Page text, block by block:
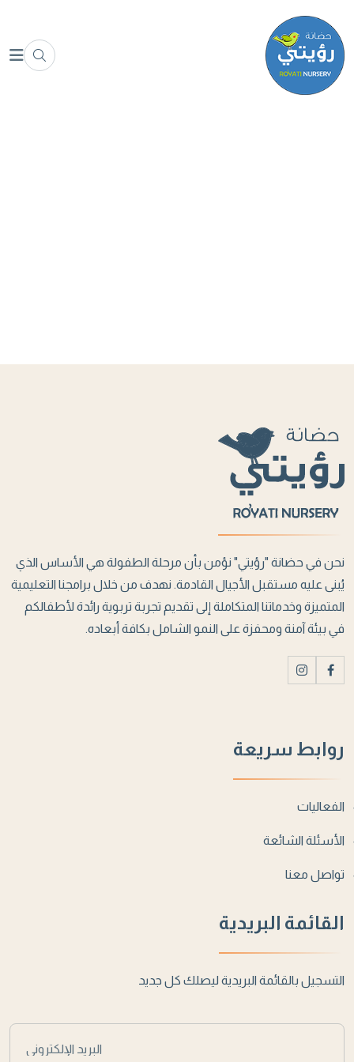
نحن في حضانة "رؤيتي" نؤمن بأن مرحلة الطفولة هي الأساس الذي
يُبنى عليه مستقبل الأجيال القادمة. نهدف من خلال برامجنا التعليمية
المتميزة وخدماتنا المتكاملة إلى تقديم تجربة تربوية رائدة لأطفالكم
في بيئة آمنة ومحفزة على النمو الشامل بكافة أبعاده.
روابط سريعة
الفعاليات
الأسئلة الشائعة
تواصل معنا
القائمة البريدية
التسجيل بالقائمة البريدية ليصلك كل جديد